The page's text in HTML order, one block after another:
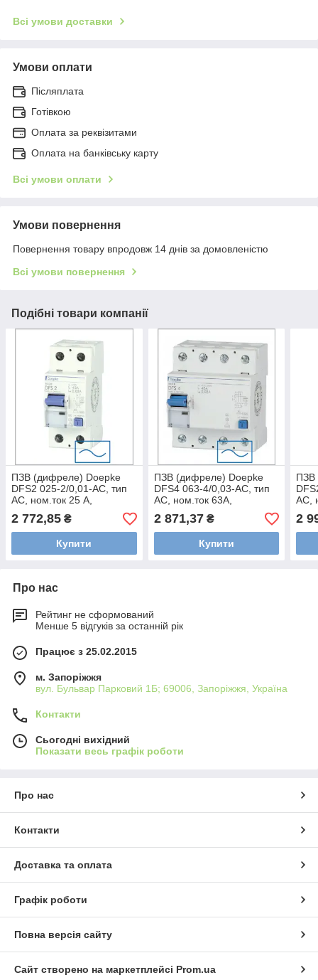
Всі умови доставки
Умови оплати
Післяплата
Готівкою
Оплата за реквізитами
Оплата на банківську карту
Всі умови оплати
Умови повернення
Повернення товару впродовж 14 днів за домовленістю
Всі умови повернення
Подібні товари компанії
ПЗВ (дифреле) Doepke
DFS2 025-2/0,01-AC, тип
AC, ном.ток 25 А,
dp09122602
2 772,85 ₴
Купити
ПЗВ (дифреле) Doepke
DFS4 063-4/0,03-AC, тип
AC, ном.ток 63А,
dp09144902
2 871,37₴
Купити
ПЗВ
AC,
2
Про нас
Рейтинг не сформований
Менше 5 відгуків за останній рік
Працює з 25.02.2015
м. Запоріжжя
вул. Бульвар Парковий 1Б; 69006, Запоріжжя, Україна
Контакти
Сьогодні вихідний
Показати весь графік роботи
Про нас
Контакти
Доставка та оплата
Графік роботи
Повна версія сайту
Сайт створено на маркетплейсі Prom.ua